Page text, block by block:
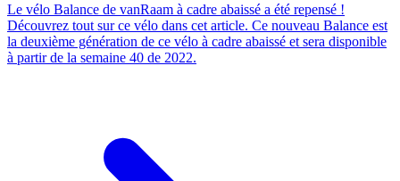
Le vélo Balance de vanRaam à cadre abaissé a été repensé !
Découvrez tout sur ce vélo dans cet article. Ce nouveau Balance est
la deuxième génération de ce vélo à cadre abaissé et sera disponible
à partir de la semaine 40 de 2022.